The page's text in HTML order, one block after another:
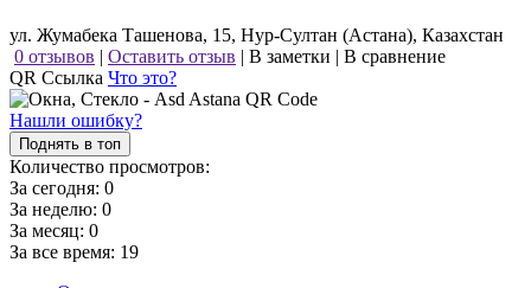
ул. Жумабека Ташенова, 15, Нур-Султан (Астана), Казахстан
0 отзывов | Оставить отзыв | В заметки | В сравнение
QR Ссылка Что это?
Нашли ошибку?
Поднять в топ
Количество просмотров:
За сегодня: 0
За неделю: 0
За месяц: 0
За все время: 19